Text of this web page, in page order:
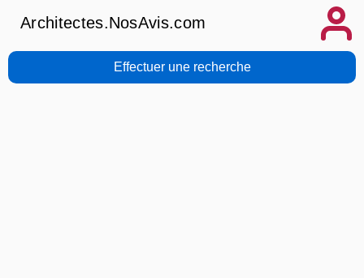
Architectes.NosAvis.com
Effectuer une recherche